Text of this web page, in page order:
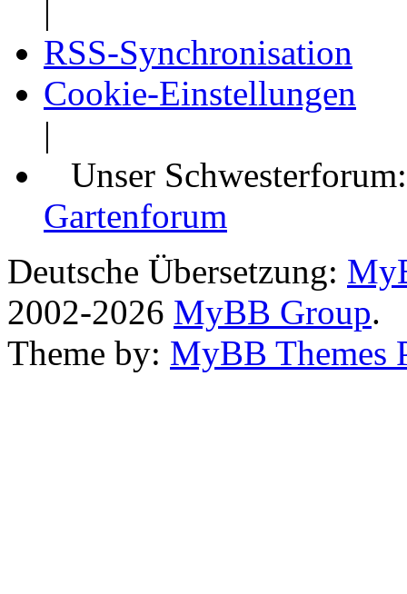
|
RSS-Synchronisation
Cookie-Einstellungen
|
Unser
Gartenforum
Deutsche Übersetzung:
2002-2026 MyBB Group.
Theme by: MyBB Themes